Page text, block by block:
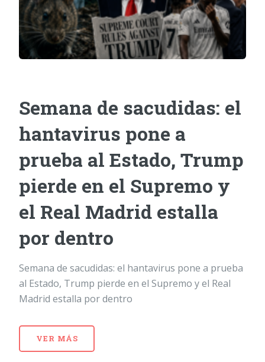
Semana de sacudidas: el
hantavirus pone a
prueba al Estado, Trump
pierde en el Supremo y
el Real Madrid estalla
por dentro
Semana de sacudidas: el hantavirus pone a prueba
al Estado, Trump pierde en el Supremo y el Real
Madrid estalla por dentro
VER MÁS